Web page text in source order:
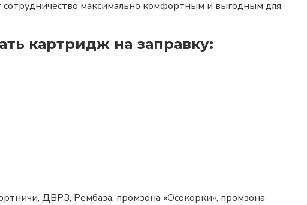
максимально комфортным и выгодным для
картридж на заправку:
ДВРЗ, Рембаза, промзона «Осокорки», промзона